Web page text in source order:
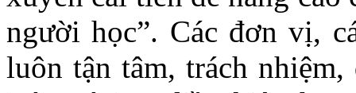
người học”. Các đơn vị,
luôn tận tâm, trách